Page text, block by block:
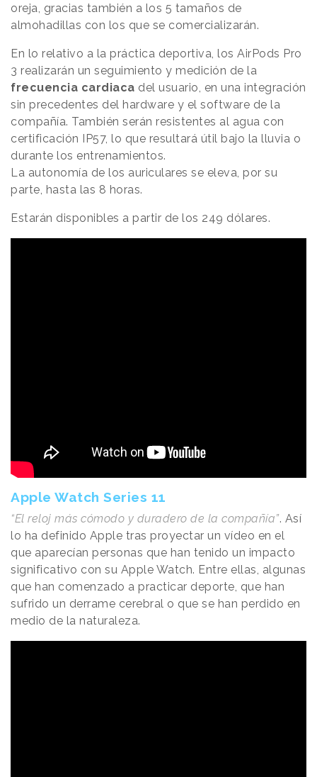
oreja, gracias también a los 5 tamaños de
almohadillas con los que se comercializarán.
En lo relativo a la práctica deportiva, los AirPods Pro
3 realizarán un seguimiento y medición de la
frecuencia cardiaca del usuario, en una integración
sin precedentes del hardware y el software de la
compañía. También serán resistentes al agua con
certificación IP57, lo que resultará útil bajo la lluvia o
durante los entrenamientos.
La autonomía de los auriculares se eleva, por su
parte, hasta las 8 horas.
Estarán disponibles a partir de los 249 dólares.
Apple Watch Series 11
“El reloj más cómodo y duradero de la compañía”. Así
lo ha definido Apple tras proyectar un vídeo en el
que aparecían personas que han tenido un impacto
significativo con su Apple Watch. Entre ellas, algunas
que han comenzado a practicar deporte, que han
sufrido un derrame cerebral o que se han perdido en
medio de la naturaleza.